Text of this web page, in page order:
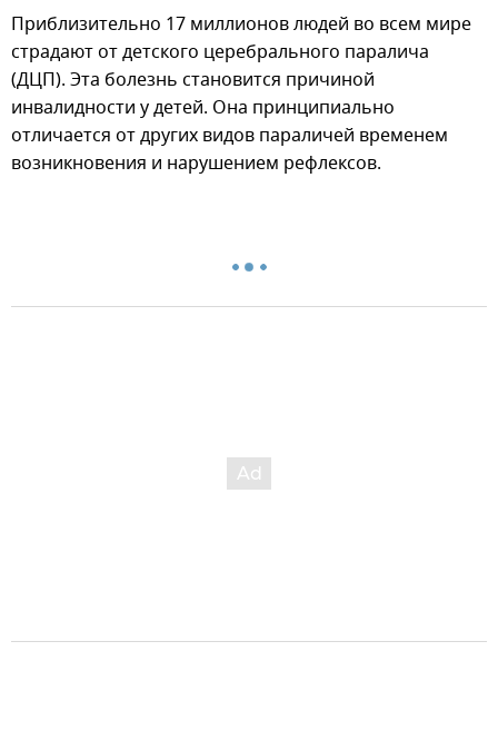
Приблизительно 17 миллионов людей во всем мире
страдают от детского церебрального паралича
(ДЦП). Эта болезнь становится причиной
инвалидности у детей. Она принципиально
отличается от других видов параличей временем
возникновения и нарушением рефлексов.